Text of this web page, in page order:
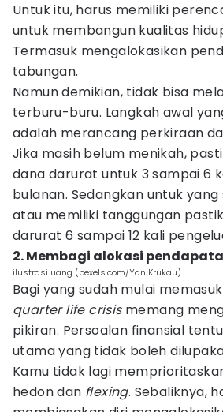
Untuk itu, harus memiliki
untuk membangun kualitas
Termasuk mengalokasikan
tabungan.
Namun demikian, tidak bisa
terburu-buru. Langkah awal
adalah merancang perkiraan
Jika masih belum menikah,
dana darurat untuk 3 sampai 6
bulanan. Sedangkan untuk
atau memiliki tanggungan
darurat 6 sampai 12 kali
2. Membagi alokasi
ilustrasi uang (pexels.com/Yan Krukau)
Bagi yang sudah mulai
quarter life crisismemang
pikiran. Persoalan finansial
utama yang tidak boleh
Kamu tidak lagi
hedon dan flexing. Sebaliknya,